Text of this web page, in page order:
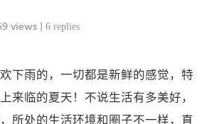
views |6 replies
下雨的，一切都是新鲜的感觉，特
来临的夏天！不说生活有多美好，
所处的生活环境和圈子不一样，直